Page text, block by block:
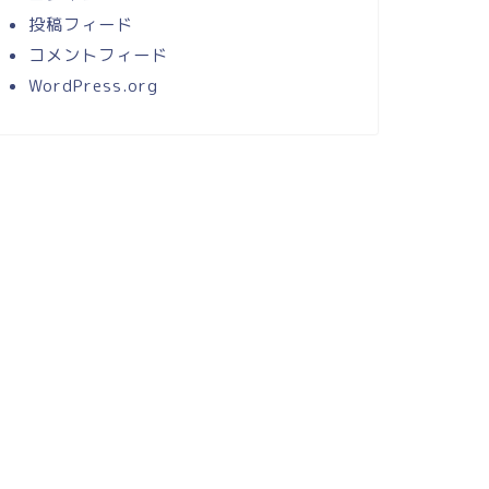
投稿フィード
コメントフィード
WordPress.org